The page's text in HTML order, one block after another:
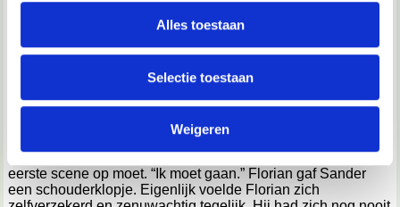
en om ons websiteverkeer te analyseren. Ook delen we
informatie over jouw gebruik van onze site met onze
partners kunnen deze gegevens combineren met andere
informatie die je aan ze hebt verstrekt of die ze hebben
verzameld op basis van jouw gebruik van hun services.
We werken samen met 67 derdendie uw gegevens
kunnen ontvangen en verwerken.
Alles toestaan
Selectie toestaan
Weigeren
stootte Florian aan. Florian glimlachte. Florian lachte altijd,
zelfs als hij pijn had. Hij zei altijd dat lachen gezond is.
Florian moest nu eventjes niet meer lachen. Hij had namelijk
de hoofdrol in de musical. Hij was heel erg zenuwachtig. Hij
minuten was de meester eindelijk klaar met zijn preek. “Dat
werd tijd.” Zei Florian tegen Sander. “Hehe, misschien komt
er na de musical ook nog wel een preek, zoals elk jaar…”
Florian zuchtte. “Nee toch?” Juf Eline riep iedereen die de
eerste scene op moet. “Ik moet gaan.” Florian gaf Sander
een schouderklopje. Eigenlijk voelde Florian zich